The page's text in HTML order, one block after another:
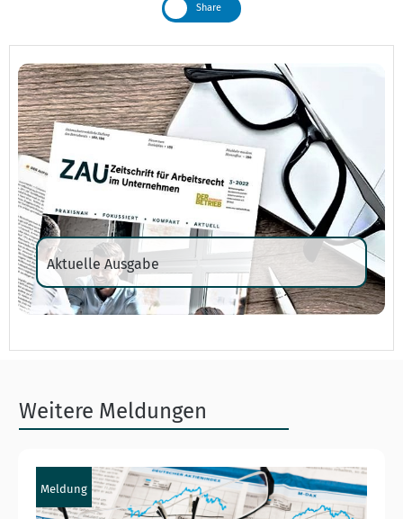
Share
Aktuelle Ausgabe
Weitere Meldungen
Meldung